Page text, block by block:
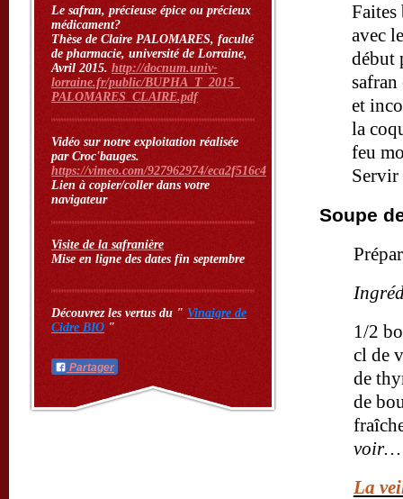
Le safran, précieuse épice ou précieux
médicament?
Thèse de Claire PALOMARES, faculté
de pharmacie, université de Lorraine,
Avril 2015. http://docnum.univ-
lorraine.fr/public/BUPHA_T_2015
PALOMARES_CLAIRE.pdf
Vidéo sur notre exploitation réalisée
par Croc'bauges.
https://vimeo.com/927962974/eca2f516c4
Lien à copier/coller dans votre
navigateur
Visite de la safranière
Mise en ligne des dates fin septembre
Découvrez les vertus du " Vinaigre de
Cidre BIO "
Partager
avec
début
et
la
feu
Servir
Soupe
1/2
cl de
de
de
voir…
La